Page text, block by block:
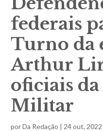
federais
Turno da
Arthur
oficiais
Militar
porDa Redação | 24 out, 2022